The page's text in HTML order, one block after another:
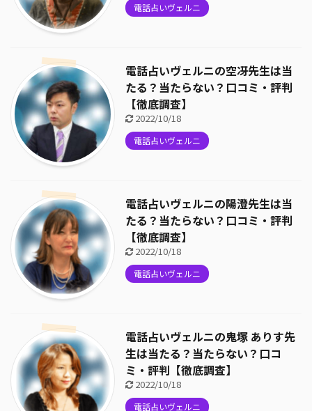
電話占いヴェルニ
電話占いヴェルニの空冴先生は当
たる？当たらない？口コミ・評判
【徹底調査】
2022/10/18
電話占いヴェルニ
電話占いヴェルニの陽澄先生は当
たる？当たらない？口コミ・評判
【徹底調査】
2022/10/18
電話占いヴェルニ
電話占いヴェルニの鬼塚 ありす先
生は当たる？当たらない？口コ
ミ・評判【徹底調査】
2022/10/18
電話占いヴェルニ